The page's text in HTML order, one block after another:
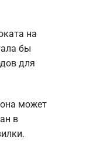
на
бы
для
может
в